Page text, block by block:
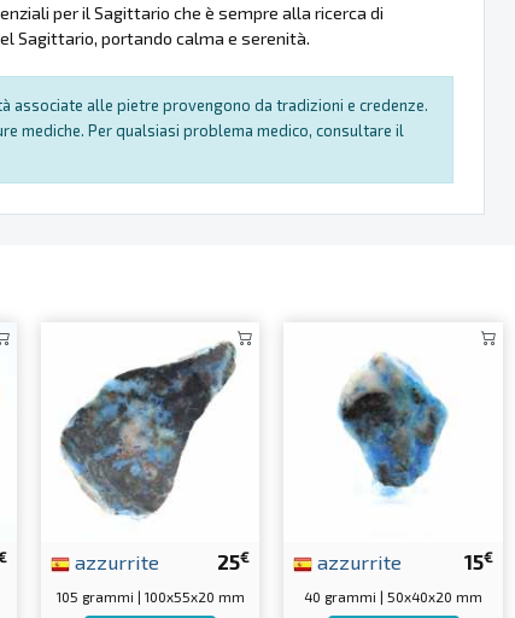
per il Sagittario che è sempre alla ricerca di
Sagittario, portando calma e serenità.
alle pietre provengono da tradizioni e credenze.
mediche. Per qualsiasi problema medico, consultare il
25€
azzurrite
105 grammi | 100x55x20 mm
15€
azzurrite
40 grammi | 50x40x20 mm